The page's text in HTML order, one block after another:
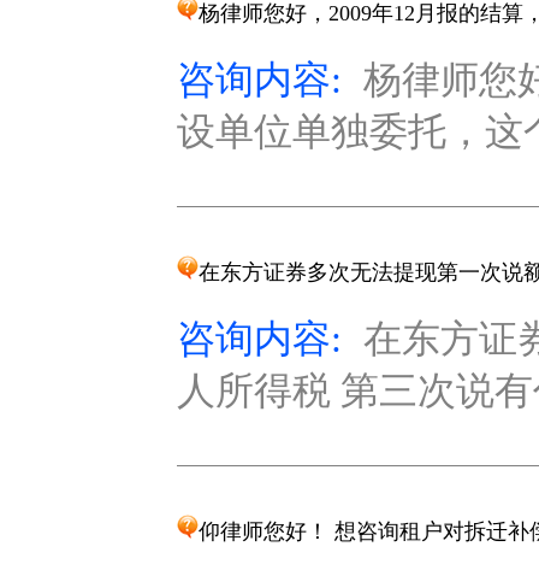
杨律师您好，2009年12月报的结算
咨询内容: 杨律师您
设单位单独委托，这
在东方证券多次无法提现第一次说
咨询内容: 在东方证
人所得税 第三次说
仰律师您好！ 想咨询租户对拆迁